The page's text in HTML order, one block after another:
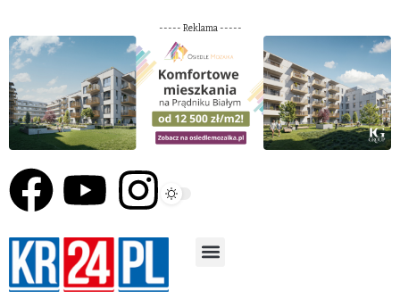
----- Reklama -----